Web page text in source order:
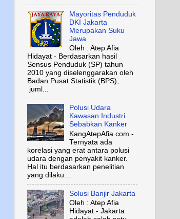
Mayoritas Penduduk
DKI Jakarta
Merupakan Suku
Jawa
Oleh : Atep Afia
Hidayat - Berdasarkan hasil
Sensus Penduduk (SP) tahun
2010 yang diselenggarakan oleh
Badan Pusat Statistik (BPS),
juml...
Polusi Udara
Kawasan Industri
Sebabkan Kanker
KangAtepAfia.com -
Ternyata ada
korelasi yang erat antara polusi
udara dengan penyakit kanker.
Hal itu berdasarkan penelitian
yang dilaku...
Solusi Banjir Jakarta
Oleh : Atep Afia
Hidayat - Jakarta